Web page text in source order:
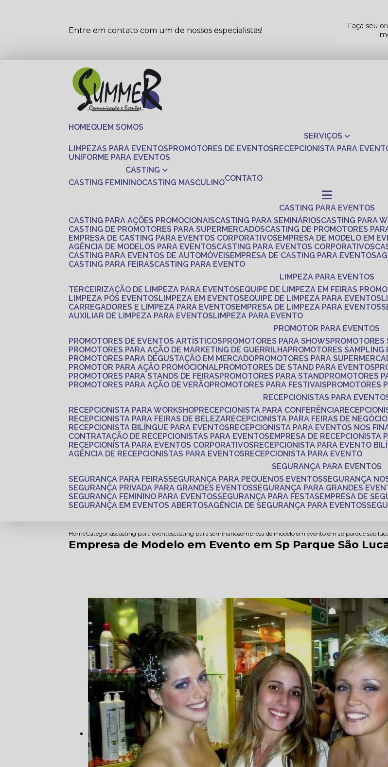
Entre em contato com um de nossos especialistas!
Faça seu
HOME
QUEM SOMOS
SERVIÇOS
LIMPEZAS PARA EVENTOS
PROMOTORES DE EVENTOS RECEPCIONISTA PARA
UNIFORME PARA EVENTOS
CASTING
CASTING FEMININO CASTING MASCULINO CONTATO
CASTING PARA EVENTOS
CASTING PARA AÇÕES PROMOCIONAIS
CASTING PARA SEMINÁRIOS
CASTING PARA
CASTING DE PROMOTORES PARA SUPERMERCADOS
CASTING DE PROMOTORES
EMPRESA DE CASTING PARA EVENTOS CORPORATIVOS
EMPRESA DE MODELO EM
AGÊNCIA DE MODELOS PARA EVENTOS
CASTING PARA EVENTOS CORPORATIVOS
CASTING PARA EVENTOS DE AUTOMÓVEIS
EMPRESA DE CASTING PARA EVENTOS
CASTING PARA FEIRAS
CASTING PARA EVENTO
LIMPEZA PARA EVENTOS
TERCEIRIZAÇÃO DE LIMPEZA PARA EVENTOS
EQUIPE DE LIMPEZA EM FEIRAS
LIMPEZA PÓS EVENTOS
LIMPEZA EM EVENTOS EQUIPE DE LIMPEZA PARA EVENTOS
CARREGADORES E LIMPEZA PARA EVENTOS
EMPRESA DE LIMPEZA PARA EVENTOS
AUXILIAR DE LIMPEZA PARA EVENTOS
LIMPEZA PARA EVENTO
PROMOTOR PARA EVENTOS
PROMOTORES DE EVENTOS ARTÍSTICOS
PROMOTORES PARA SHOWS
PROMOTORES PARA AÇÃO DE MARKETING DE GUERRILHA PROMOTORES
PROMOTORES PARA DEGUSTAÇÃO EM MERCADO PROMOTORES PARA
PROMOTOR PARA AÇÃO PROMOCIONAL
PROMOTORES DE STAND PARA EVENTOS
PROMOTORES PARA STANDS DE FEIRAS
PROMOTORES PARA STAND PROMOTORES
PROMOTORES PARA AÇÃO DE VERÃO PROMOTORES PARA FESTIVAIS
PROMOTORES
RECEPCIONISTAS PARA
RECEPCIONISTA PARA WORKSHOP
RECEPCIONISTA PARA CONFERÊNCIA
RECEPCIONISTA PARA FEIRAS DE BELEZA
RECEPCIONISTA PARA FEIRAS DE
RECEPCIONISTA BILÍNGUE PARA EVENTOS
RECEPCIONISTA PARA EVENTOS NOS
CONTRATAÇÃO DE RECEPCIONISTAS PARA EVENTOS
EMPRESA DE RECEPCIONISTA
RECEPCIONISTA PARA EVENTOS CORPORATIVOS
RECEPCIONISTA PARA EVENTO
AGÊNCIA DE RECEPCIONISTAS PARA EVENTOS
RECEPCIONISTA PARA EVENTO
SEGURANÇA PARA EVENTOS
SEGURANÇA PARA FEIRAS SEGURANÇA PARA PEQUENOS EVENTOS SEGURANÇA
SEGURANÇA PRIVADA PARA GRANDES EVENTOS SEGURANÇA PARA GRANDES
SEGURANÇA FEMININO PARA EVENTOS SEGURANÇA PARA FESTAS
EMPRESA DE
SEGURANÇA EM EVENTOS ABERTOS
AGÊNCIA DE SEGURANÇA PARA EVENTOS
HomeCategoriascasting para eventoscasting para seminariosempresa de modelo em evento em sp parque sao
Empresa de Modelo em Evento em Sp Parque São